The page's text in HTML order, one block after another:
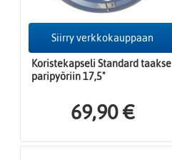
Siirry verkkokauppaan
Koristekapseli Standard taakse
paripyöriin 17,5"
69,90 €